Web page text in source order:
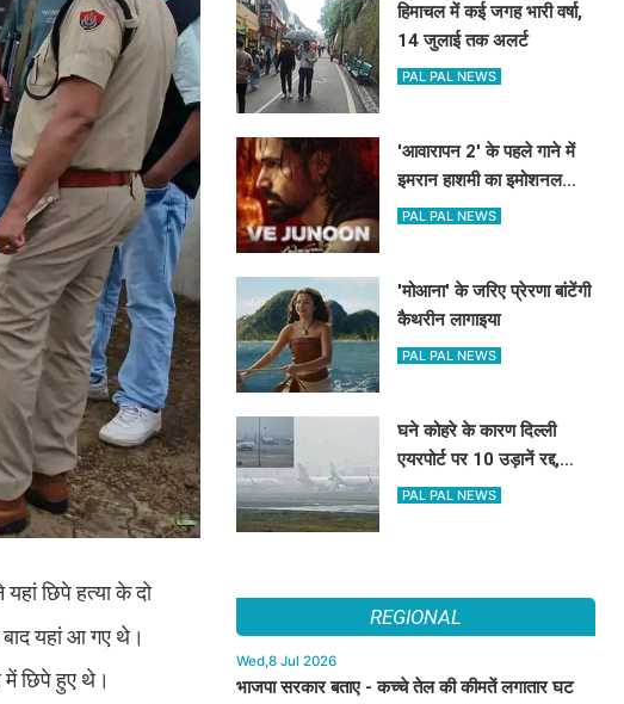
छिपे हत्या के दो
बाद यहां आ गए थे।
में छिपे हुए थे।
हिमाचल में कई जगह भारी वर्षा,
14 जुलाई तक अलर्ट
PAL PAL NEWS
'आवारापन 2' के पहले गाने में
इमरान हाशमी का इमोशनल
अवतार
PAL PAL NEWS
'मोआना' के जरिए प्रेरणा बांटेंगी
कैथरीन लागाइया
PAL PAL NEWS
घने कोहरे के कारण दिल्ली
एयरपोर्ट पर 10 उड़ानें रद्द,
270 से अधिक में देरी
PAL PAL NEWS
REGIONAL
Wed,8 Jul 2026
भाजपा सरकार बताए - कच्चे तेल की कीमतें लगातार घट